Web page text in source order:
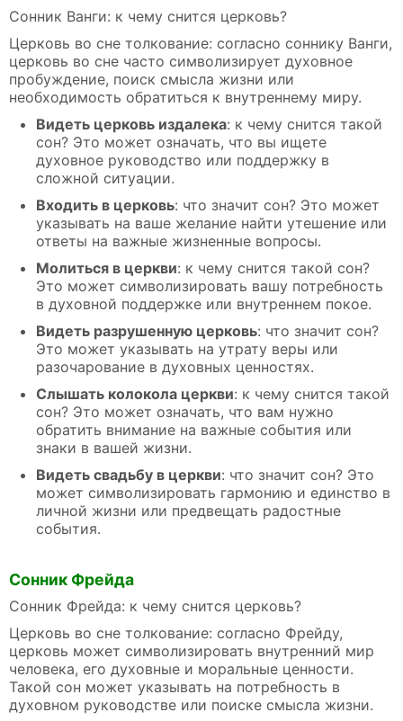
Сонник Ванги: к чему снится церковь?
Церковь во сне толкование: согласно соннику Ванги,
церковь во сне часто символизирует духовное
пробуждение, поиск смысла жизни или
необходимость обратиться к внутреннему миру.
Видеть церковь издалека: к чему снится такой
сон? Это может означать, что вы ищете
духовное руководство или поддержку в
сложной ситуации.
Входить в церковь: что значит сон? Это может
указывать на ваше желание найти утешение или
ответы на важные жизненные вопросы.
Молиться в церкви: к чему снится такой сон?
Это может символизировать вашу потребность
в духовной поддержке или внутреннем покое.
Видеть разрушенную церковь: что значит сон?
Это может указывать на утрату веры или
разочарование в духовных ценностях.
Слышать колокола церкви: к чему снится такой
сон? Это может означать, что вам нужно
обратить внимание на важные события или
знаки в вашей жизни.
Видеть свадьбу в церкви: что значит сон? Это
может символизировать гармонию и единство в
личной жизни или предвещать радостные
события.
Сонник Фрейда
Сонник Фрейда: к чему снится церковь?
Церковь во сне толкование: согласно Фрейду,
церковь может символизировать внутренний мир
человека, его духовные и моральные ценности.
Такой сон может указывать на потребность в
духовном руководстве или поиске смысла жизни.